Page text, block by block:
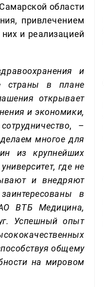
области
привлечением
и реализацией
и
страны в плане
открывает
и экономики,
, –
многое для
из крупнейших
университет, где не
и внедряют
в
ВТБ Медицина,
Успешный опыт
общему
на мировом